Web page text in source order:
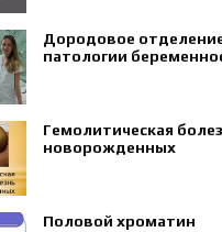
Дородовое
патологии
Гемолитическая
новорожденных
Половой хроматин